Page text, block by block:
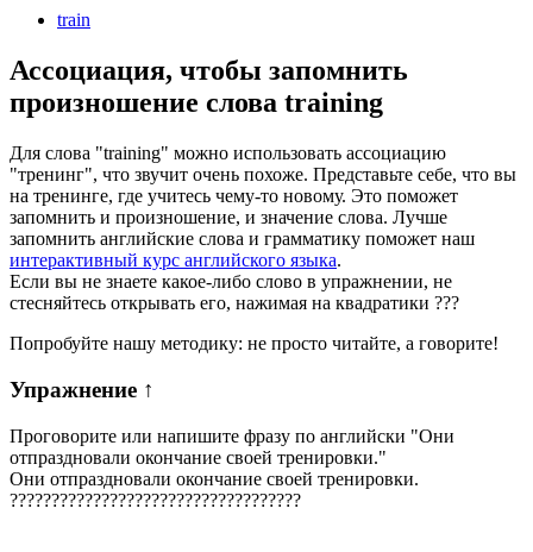
train
Ассоциация, чтобы запомнить
произношение слова training
Для слова "training" можно использовать ассоциацию
"тренинг", что звучит очень похоже. Представьте себе, что вы
на тренинге, где учитесь чему-то новому. Это поможет
запомнить и произношение, и значение слова. Лучше
запомнить английские слова и грамматику поможет наш
интерактивный курс английского языка.
Если вы не знаете какое-либо слово в упражнении, не
стесняйтесь открывать его, нажимая на квадратики ???
Попробуйте нашу методику: не просто читайте, а говорите!
Упражнение ↑
Проговорите или напишите фразу по английски "Они
отпраздновали окончание своей тренировки."
Они отпраздновали окончание своей тренировки.
???????????????????????????????????